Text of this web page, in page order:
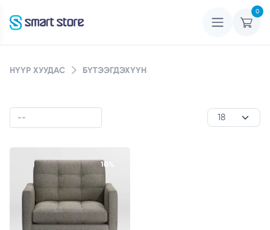
0
НҮҮР ХУУДАС БҮТЭЭГДЭХҮҮН
10%